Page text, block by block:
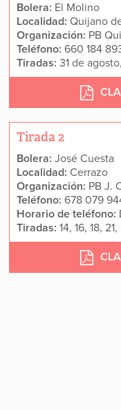
Bolera: El Molino
Localidad: Quijano
Organización: PB
Teléfono:660 184
Tiradas:31 de
Tirada 2
Bolera:José Cuesta
Localidad: Cerrazo
Organización: PB J.
Teléfono:678 079
Horario de teléfono:
Tiradas:14, 16, 18,